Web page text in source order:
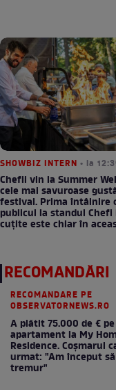
SHOWBIZ INTERN • la
Chefii vin la Summer
cele mai savuroase
festival. Prima întâlnire
publicul la standul Chefi
cuțite este chiar în
RECOMANDĂRI
RECOMANDARE PE
OBSERVATORNEWS.RO
A plătit 75.000 de €
apartament la My
Residence. Coşmarul
urmat: "Am început să
tremur"